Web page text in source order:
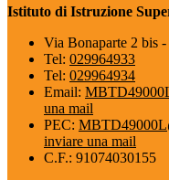
Istituto di Istruzione
Via Bonaparte 2 bis
Tel: 029964933
Tel: 029964934
Email:
una mail
PEC:
inviare una mail
C.F.: 91074030155